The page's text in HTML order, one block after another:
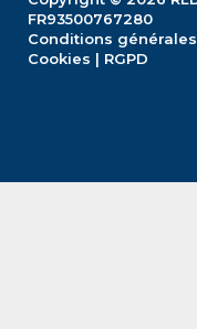
FR93500767280
Conditions
Cookies | RGPD